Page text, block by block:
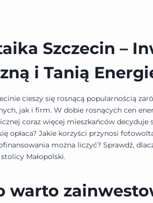
Szczecin –
i Tanią
cieszy się rosnącą popularnością
jak i firm. W dobie rosnących cen
coraz więcej mieszkańców decyduje
opłaca? Jakie korzyści przynosi
można liczyć? Sprawdź,
Małopolski.
warto